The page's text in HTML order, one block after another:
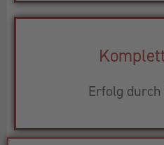
Erfolg